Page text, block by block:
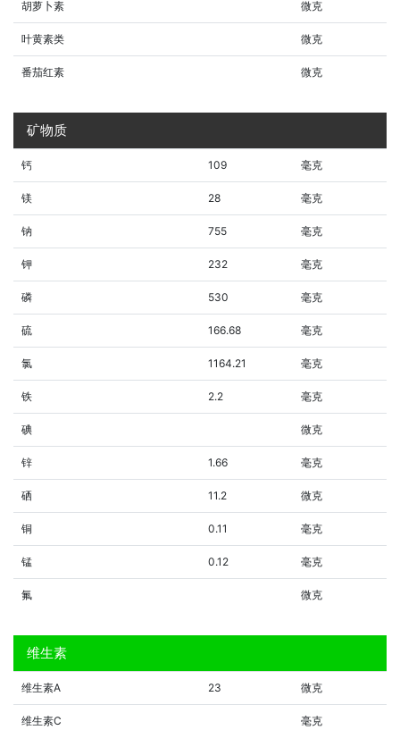
胡萝卜素 微克
叶黄素类 微克
番茄红素 微克
矿物质
钙 109 毫克
镁 28 毫克
钠 755 毫克
钾 232 毫克
磷 530 毫克
硫 166.68 毫克
氯 1164.21 毫克
铁 2.2 毫克
碘 微克
锌 1.66 毫克
硒 11.2 微克
铜 0.11 毫克
锰 0.12 毫克
氟 微克
维生素
维生素A 23 微克
维生素C 毫克